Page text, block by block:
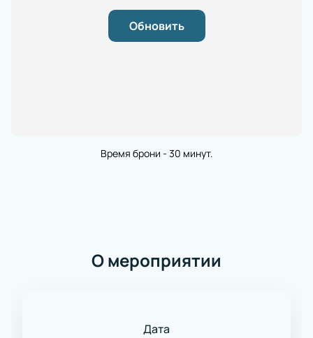
Обновить
Время брони - 30 минут.
О мероприятии
Дата